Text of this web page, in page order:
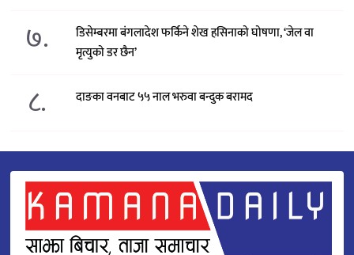
७.
डिसेम्बरमा बंगलादेश फर्किने शेख हसिनाको घोषणा, ‘जेल वा
मृत्युको डर छैन’
८. दाङका वनबाट ५५ नाल भरुवा बन्दुक बरामद